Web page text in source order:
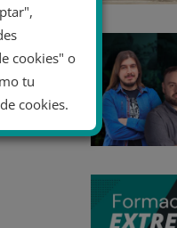
cookies" o
tu
cookies.